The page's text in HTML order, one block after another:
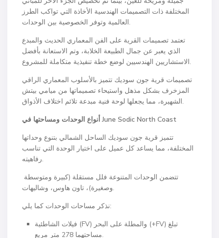
المختلفة ذات التصميمات الهندسية الأخاذة التي تواكب الطرز
العالمية وتوفر الخصوصية بين الوحدات.
تعتمد تصميمات القرية على الفن المعماري الحديث والمبدع
الذي يعبر عن جمال الطبيعة الخلابة، وتم الاستعانة بأفضل
الاستشاريين الهندسيين لوضع خطة تنفيذية متكاملة للمشروع.
تصميمات قرية جون سوديك تتميز بالأسلوب المعماري الراقي
المزخرف بشكل مذهل واستيحاء تصميماتها من ميامي بيتش
الشهيرة، مما يجعلها لوحة فنية مبدعة تلائم اختلاف الأذواق.
أنواع الوحدات ومساحتها فيJune Sodic North Coast
تتميز قرية جون سوديك الساحل الشمالي بتنوع وحداتها
المختلفة، مما يساعد كل عميل على اختيار الوحدة التي تناسب
رفاهيته.
وصغيرة)، تاون هاوس، وشاليهات.
نذكر مساحات الوحدات كما يلي:
فيلات الشاطئية (FV) والمطلة على البحر (+FV) تبلغ
مساحتهما 278 متر مربع.